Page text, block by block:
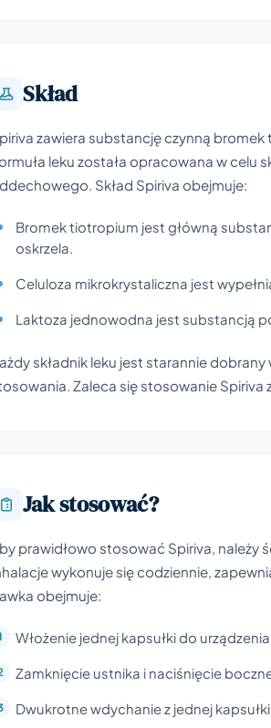
Skład
zawiera substancję czynną bromek
leku została opracowana w
Skład Spiriva obejmuje:
Bromek tiotropium jest główną
oskrzela.
Celuloza mikrokrystaliczna jest
Laktoza jednowodna jest substancją
składnik leku jest starannie
Zaleca się stosowanie Spiriva
Jak stosować?
prawidłowo stosować Spiriva, należy
wykonuje się codziennie,
obejmuje:
Włożenie jednej kapsułki do
Zamknięcie ustnika i naciśnięcie
Dwukrotne wdychanie z jednej